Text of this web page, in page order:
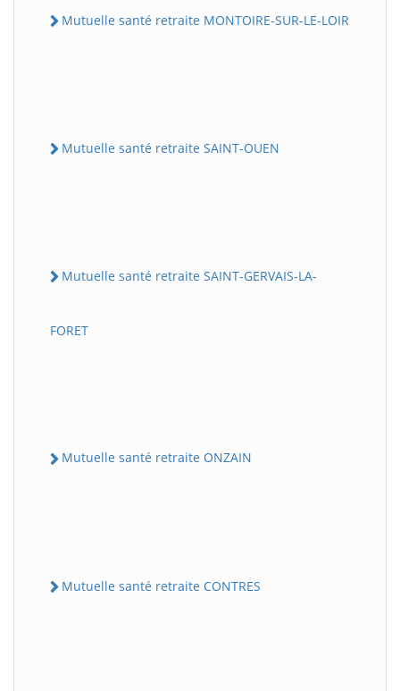
Mutuelle santé retraite MONTOIRE-SUR-LE-LOIR
Mutuelle santé retraite SAINT-OUEN
Mutuelle santé retraite SAINT-GERVAIS-LA-
FORET
Mutuelle santé retraite ONZAIN
Mutuelle santé retraite CONTRES